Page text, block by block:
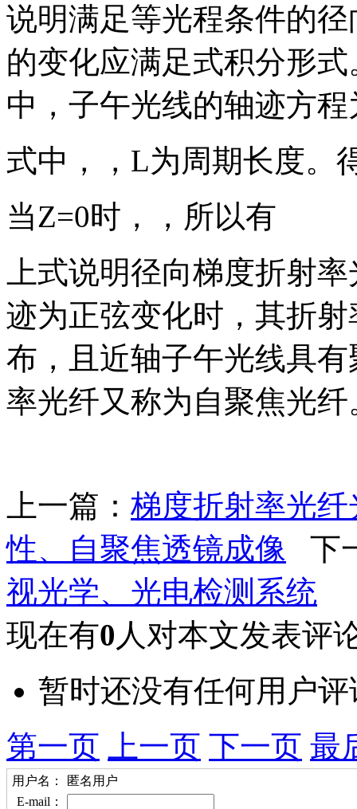
说明满足等光程条件的
的变化应满足式积分形
中，子午光线的轴迹方
式中，，L为周期长度。
当Z=0时，，所以有
上式说明径向梯度折射
迹为正弦变化时，其折
布，且近轴子午光线具
率光纤又称为自聚焦光纤
上一篇： 梯度折射率光
性、自聚焦透镜成像 下
视光学、光电检测系统
现在有0 人对本文发表评
暂时还没有任何用户评
第一页
上一页 下一页 最
用户名：
匿名用户
E-mail：